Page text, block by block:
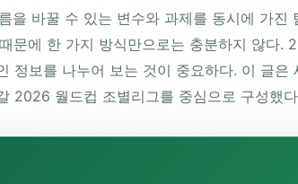
바꿀 수 있는 변수와 과제를 동시에 가진
문에 한 가지 방식만으로는 충분하지 않다.
정보를 나누어 보는 것이 중요하다. 이 글
2026 월드컵 조별리그를 중심으로 구성했